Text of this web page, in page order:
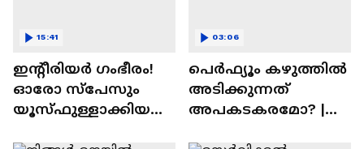
ഇന്റീരിയർ ഗംഭീരം!
ഓരോ സ്‌പേസും
യൂസ്ഫുള്ളാക്കിയ
15:41
പെർഫ്യൂം കഴുത്തിൽ
അടിക്കുന്നത്
അപകടകരമോ? |
03:06